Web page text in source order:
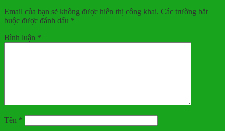
Email của bạn sẽ không được hiển thị công khai. Các trường bắt
buộc được đánh dấu *
Bình luận *
Tên *